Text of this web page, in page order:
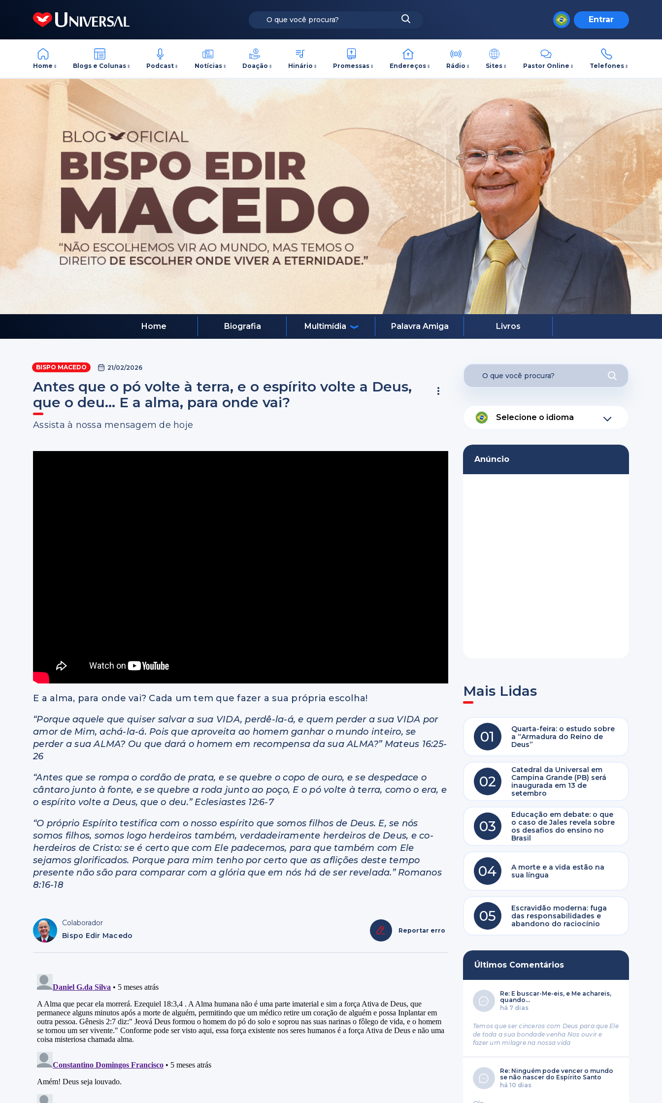
Entrar
Home Blogs e Colunas Podcast Notícias Doação Hinário Promessas Endereços Rádio Sites Pastor Online Telefones
Home Biografia Multimídia Palavra Amiga Livros
BISPO MACEDO 21/02/2026
Antes que o pó volte à terra, e o espírito volte a Deus,
que o deu... E a alma, para onde vai?
Assista à nossa mensagem de hoje
E a alma, para onde vai? Cada um tem que fazer a sua própria escolha!
“Porque aquele que quiser salvar a sua VIDA, perdê-la-á, e quem perder a sua VIDA por
amor de Mim, achá-la-á. Pois que aproveita ao homem ganhar o mundo inteiro, se
perder a sua ALMA? Ou que dará o homem em recompensa da sua ALMA?” Mateus 16:25-
26
“Antes que se rompa o cordão de prata, e se quebre o copo de ouro, e se despedace o
cântaro junto à fonte, e se quebre a roda junto ao poço, E o pó volte à terra, como o era, e
o espírito volte a Deus, que o deu.” Eclesiastes 12:6-7
“O próprio Espírito testifica com o nosso espírito que somos filhos de Deus. E, se nós
somos filhos, somos logo herdeiros também, verdadeiramente herdeiros de Deus, e co-
herdeiros de Cristo: se é certo que com Ele padecemos, para que também com Ele
sejamos glorificados. Porque para mim tenho por certo que as aflições deste tempo
presente não são para comparar com a glória que em nós há de ser revelada.” Romanos
8:16-18
Colaborador
Bispo Edir Macedo
Reportar erro
Selecione o idioma
Anúncio
Mais Lidas
01
Quarta-feira: o estudo sobre
a “Armadura do Reino de
Deus”
02
Catedral da Universal em
Campina Grande (PB) será
inaugurada em 13 de
setembro
03
Educação em debate: o que
o caso de Jales revela sobre
os desafios do ensino no
Brasil
04
A morte e a vida estão na
sua língua
05
Escravidão moderna: fuga
das responsabilidades e
abandono do raciocínio
Últimos Comentários
Re: E buscar-Me-eis, e Me achareis,
quando...
há 7 dias
Temos que ser cinceros com Deus para que Ele
de toda a sua bondade venha Nos ouvir e
fazer um milagre na nossa vida
Re: Ninguém pode vencer o mundo
se não nascer do Espírito Santo
há 10 dias